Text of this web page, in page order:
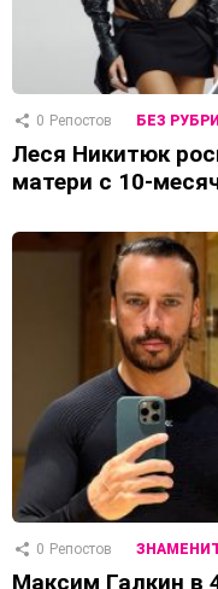
0 Репостов БЕЗ
Леся Никитюк
матери с 10-
0 Репостов
Максим Галкин в